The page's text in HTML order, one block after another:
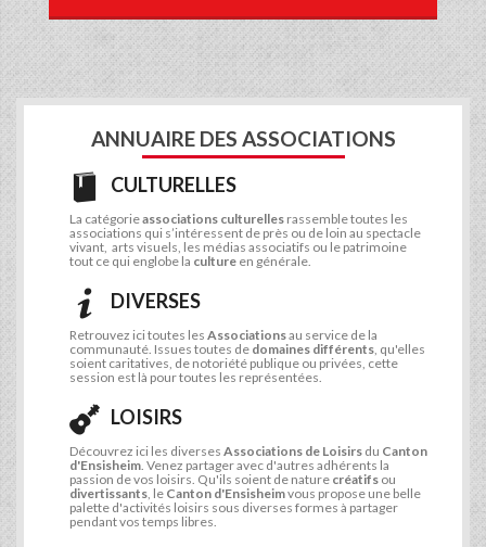
ANNUAIRE DES ASSOCIATIONS
CULTURELLES
La catégorieassociations culturelles rassemble toutes les
associations qui s’intéressent de près ou de loin au spectacle
vivant, arts visuels, les médias associatifs ou le patrimoine
tout ce qui englobe la culture en générale.
DIVERSES
Retrouvez ici toutes les Associationsau service de la
communauté. Issues toutes de domaines différents , qu'elles
soient caritatives, de notoriété publique ou privées, cette
session est là pour toutes les représentées.
LOISIRS
Découvrez ici les diverses Associations de Loisirs du Canton
d'Ensisheim . Venez partager avec d'autres adhérents la
passion de vos loisirs. Qu'ils soient de nature créatifs ou
divertissants , le Canton d'Ensisheimvous propose une belle
palette d'activités loisirs sous diverses formes à partager
pendant vos temps libres.